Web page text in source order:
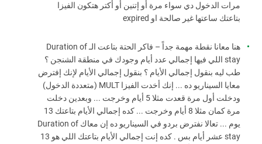
مرات الدخول دي سواء مرة أو إتنين أو أكتر هتكون الفيزا
بتاعتك ساعتها غير صالحة او expired
هنا معانا نقطة مهمة جداً – فاكر الحتة بتاعت الـ Duration of
stay اللي فيها إجمالي عدد أيام وجودك في منطقة الشنجن ؟
طب ليه بنقول إجمالي الأيام ؟ بنقول إجمالي الأيام لإنك إفترض
معايا السيناريو ده ... إنك أخدت الفيزا MULT (متعددة الدخول)
ودخلت أول مرة قعدت مثلا 5 أيام وخرجت ... وبعدين دخلت
مرة كمان مثلا 8 أيام وخرجت ... كده إجمالي الأيام بتاعتك 13
يوم ... تعالا نفترض بردو في السيناريو ده إن معاك Duration of
stay عشر أيام بس . كده إنت إجمالي الأيام بتاعتك اللي هو 13